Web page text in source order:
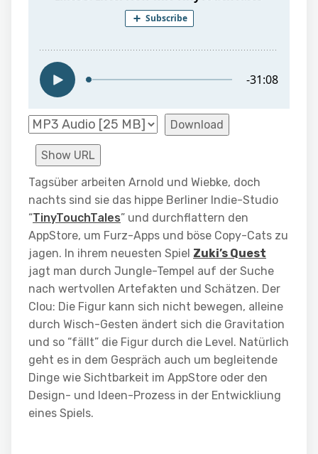
Download
Show URL
Tagsüber arbeiten Arnold und Wiebke, doch
nachts sind sie das hippe Berliner Indie-Studio
“TinyTouchTales” und durchflattern den
AppStore, um Furz-Apps und böse Copy-Cats zu
jagen. In ihrem neuesten Spiel Zuki’s Quest
jagt man durch Jungle-Tempel auf der Suche
nach wertvollen Artefakten und Schätzen. Der
Clou: Die Figur kann sich nicht bewegen, alleine
durch Wisch-Gesten ändert sich die Gravitation
und so “fällt” die Figur durch die Level. Natürlich
geht es in dem Gespräch auch um begleitende
Dinge wie Sichtbarkeit im AppStore oder den
Design- und Ideen-Prozess in der Entwickliung
eines Spiels.